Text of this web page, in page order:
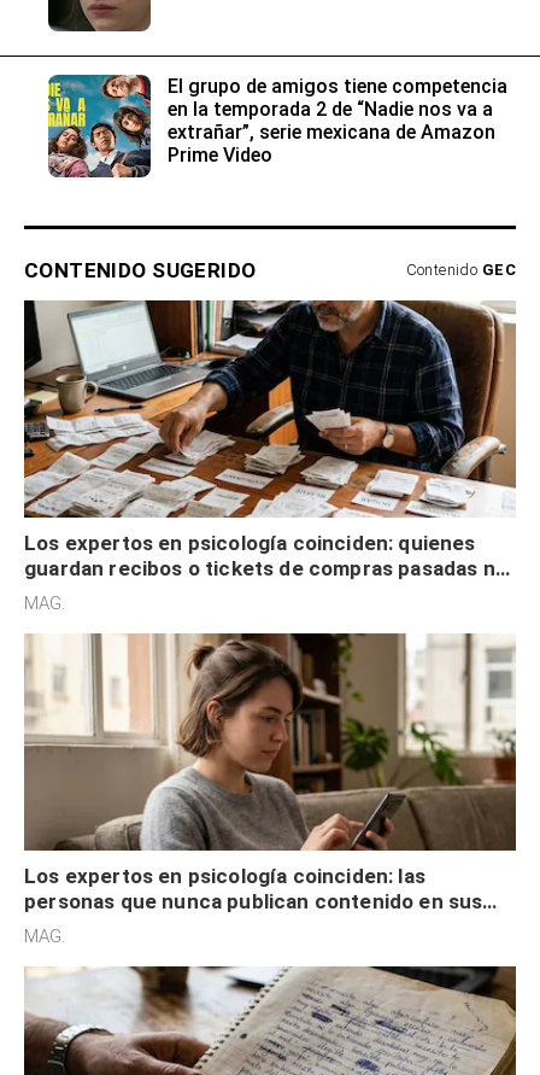
El grupo de amigos tiene competencia
en la temporada 2 de “Nadie nos va a
extrañar”, serie mexicana de Amazon
Prime Video
CONTENIDO SUGERIDO Contenido GEC
Los expertos en psicología coinciden: quienes
guardan recibos o tickets de compras pasadas no
son acumuladores, sino que tienen necesidad de
MAG.
Los expertos en psicología coinciden: las
personas que nunca publican contenido en sus
redes sociales no pretenden buscar validación
MAG.